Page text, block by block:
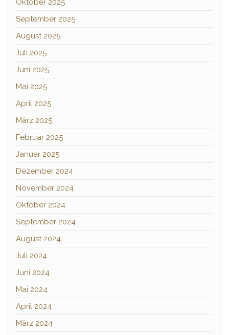
Oktober 2025
September 2025
August 2025
Juli 2025
Juni 2025
Mai 2025
April 2025
März 2025
Februar 2025
Januar 2025
Dezember 2024
November 2024
Oktober 2024
September 2024
August 2024
Juli 2024
Juni 2024
Mai 2024
April 2024
März 2024